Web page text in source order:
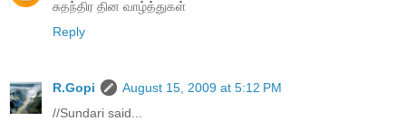
சுதந்திர தின வாழ்த்துகள்
Reply
R.Gopi
August 15, 2009 at 5:12 PM
//Sundari said...